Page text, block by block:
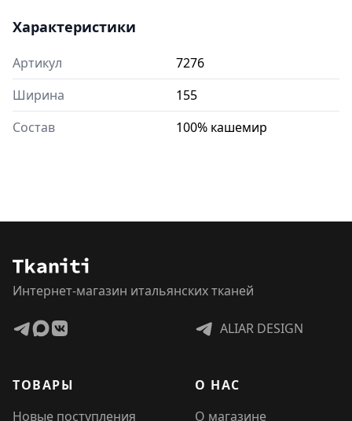
Характеристики
Артикул
7276
Ширина
155
Состав
100% кашемир
Интернет-магазин итальянских тканей
ALIAR DESIGN
ТОВАРЫ
Новые поступления
О НАС
О магазине